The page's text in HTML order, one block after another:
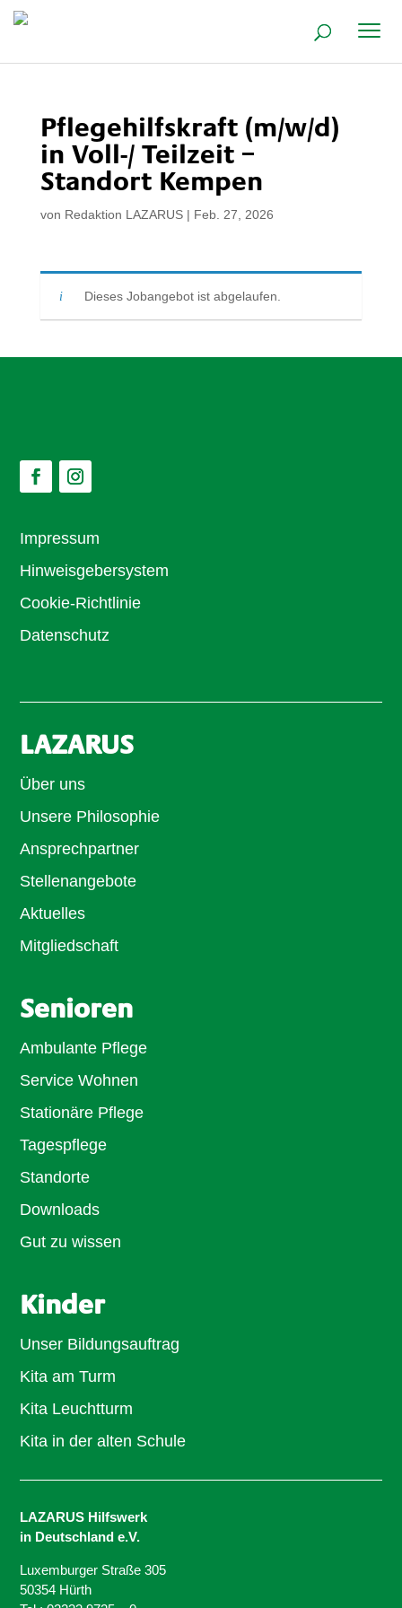
Pflegehilfskraft (m/w/d)
in Voll-/ Teilzeit –
Standort Kempen
von Redaktion LAZARUS| Feb. 27, 2026
Dieses Jobangebot ist abgelaufen.
Impressum
Hinweisgebersystem
Cookie-Richtlinie
Datenschutz
LAZARUS
Über uns
Unsere Philosophie
Ansprechpartner
Stellenangebote
Aktuelles
Mitgliedschaft
Senioren
Ambulante Pflege
Service Wohnen
Stationäre Pflege
Tagespflege
Standorte
Downloads
Gut zu wissen
Kinder
Unser Bildungsauftrag
Kita am Turm
Kita Leuchtturm
Kita in der alten Schule
LAZARUS Hilfswerk
in Deutschland e.V.
Luxemburger Straße 305
50354 Hürth